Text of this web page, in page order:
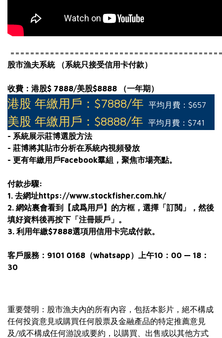
股市漁夫系統 （系統只接受信用卡付款）
收費： 港股$ 7888/美股$8888 （一年期）
港股 年繳用戶：$7888/年 平均月費：$657
美股 年繳用戶：$8888/年
平均月費：$741
- 系統展示莊博選股方法
- 莊博將其貼市分析在系統內視頻發放
- 更有年繳用戶Facebook羣組，聚焦市場亮點。
付款步驟:
1. 去網址https://www.stockfisher.com.hk/
2. 網站裏會看到【成爲用戶】的方框，選擇「訂閲」，然後
填好資料後再按下「注冊賬戶」。
3. 利用年繳$7888選項用信用卡完成付款。
客戶服務：9101 0168（whatsapp）上午10：00 — 18：
30
重要聲明：股市漁夫內的所有內容，包括本影片，絕不構成
任何投資意見或購買任何股票及金融產品的特定推薦意見
及/或不構成任何游說或要約，以購買、出售或以其他方式